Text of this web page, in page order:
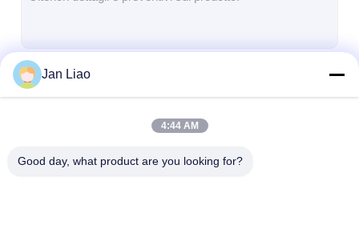
Jan Liao
4:44 AM
Good day, what product are you looking for?